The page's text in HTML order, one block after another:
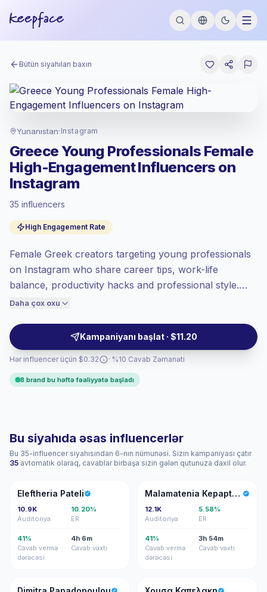
Bütün siyahıları baxın
Yunanıstan· Instagram
Greece Young Professionals Female
High-Engagement Influencers on
Instagram
35 influencers
High Engagement Rate
Female Greek creators targeting young professionals
on Instagram who share career tips, work-life
balance, productivity hacks and professional style.
They deliver high engagement and niche audience
branding, B2B services, and professional lifestyle
campaigns—campaign-ready with verified
engagement.
Daha çox oxu
Kampaniyanı başlat · $11.20
Hər influencer üçün $0.32
Yüksəliş edən bazaar
fəaliyyətə çıxarış Keepface tərəfindən
dərəcəsi ilə qiymətləndirilir.
hər kontakt üçün daha çox dəyər.
Yüksəkdərəcəli engagement(10.4% orta
ER), cəmləşən auditoriyalar daha yaxşı
uyğun qiymət təyin edirik.
· %10 Cavab Zəmanəti
8 brand bu həftə fəaliyyətə başladı
Bu siyahıda əsas influencerlər
Bu 35-influencer siyahısından 6-nın nümunəsi. Sizin kampaniyası çatır
35 avtomatik olaraq, cavablar birbaşa sizin gələn qutunuza daxil olur.
EP
Eleftheria Pateli
10.9K
Auditoriya
10.20%
ER
41%
Cavab vermə
dərəcəsi
4h 6m
Cavab vaxtı
MK Malamatenia Kepaptzoglou
12.1K
Auditoriya
5.58%
ER
41%
Cavab vermə
dərəcəsi
3h 54m
Cavab vaxtı